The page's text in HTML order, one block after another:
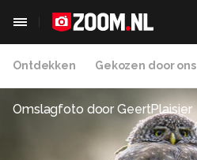
Ontdekken Gekozen door ons
Omslagfoto doorGeertPlaisier